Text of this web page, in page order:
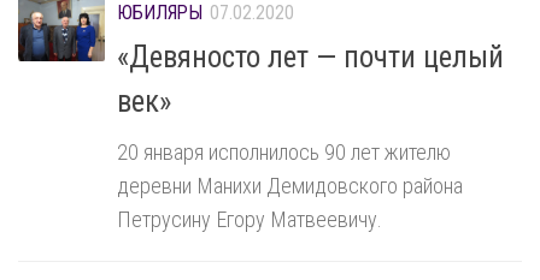
ЮБИЛЯРЫ 07.02.2020
«Девяносто лет — почти целый
век»
20 января исполнилось 90 лет жителю
деревни Манихи Демидовского района
Петрусину Егору Матвеевичу.